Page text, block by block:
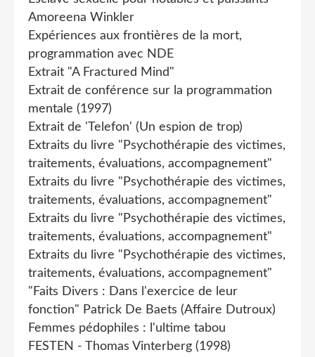
Amoreena Winkler
Expériences aux frontières de la mort,
programmation avec NDE
Extrait "A Fractured Mind"
Extrait de conférence sur la programmation
mentale (1997)
Extrait de 'Telefon' (Un espion de trop)
Extraits du livre "Psychothérapie des victimes,
traitements, évaluations, accompagnement"
Extraits du livre "Psychothérapie des victimes,
traitements, évaluations, accompagnement"
Extraits du livre "Psychothérapie des victimes,
traitements, évaluations, accompagnement"
Extraits du livre "Psychothérapie des victimes,
traitements, évaluations, accompagnement"
"Faits Divers : Dans l'exercice de leur
fonction" Patrick De Baets (Affaire Dutroux)
Femmes pédophiles : l'ultime tabou
FESTEN - Thomas Vinterberg (1998)